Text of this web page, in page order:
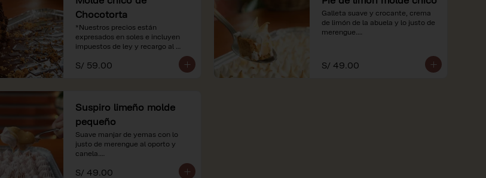
Chocotorta
*Nuestros precios están
expresados en soles e incluyen
impuestos de ley y recargo al
S/ 59.00
Galleta suave y crocante, crema
de limón de la abuela y lo justo de
merengue.
expresados en soles e incluyen
impuestos de ley y recargo al
S/ 49.00
Suspiro limeño molde
pequeño
Suave manjar de yemas con lo
justo de merengue al oporto y
canela.
*Nuestros precios están
S/ 49.00